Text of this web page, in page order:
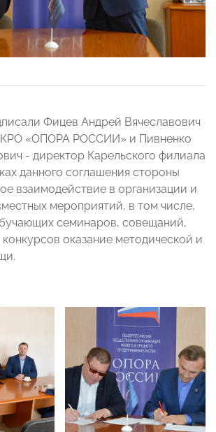
Фицев Андрей Вячеславович
КРО «ОПОРА РОССИИ» и Пивненко
- директор Карельского филиала
данного соглашения стороны
взаимодействие в организации и
мероприятий, в том числе,
семинаров, совещаний,
конкурсов оказание методической и